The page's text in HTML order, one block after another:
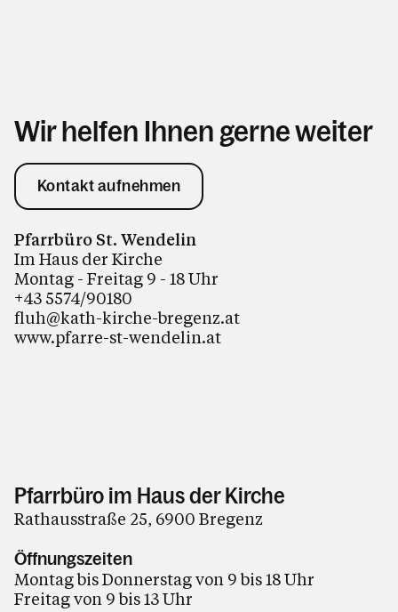
Wir helfen Ihnen gerne weiter
Kontakt aufnehmen
Pfarrbüro St. Wendelin
Im Haus der Kirche
Montag - Freitag 9 - 18 Uhr
+43 5574/90180
fluh@kath-kirche-bregenz.at
www.pfarre-st-wendelin.at
Pfarrbüro im Haus der Kirche
Rathausstraße 25, 6900 Bregenz
Öffnungszeiten
Montag bis Donnerstag von 9 bis 18 Uhr
Freitag von 9 bis 13 Uhr